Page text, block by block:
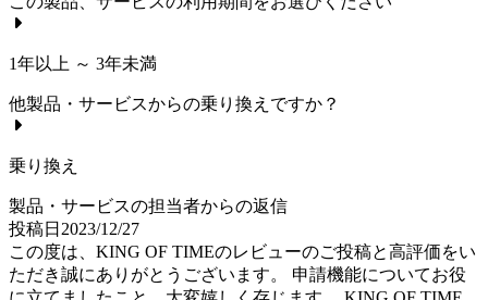
1年以上 ～ 3年未満
他製品・サービスからの乗り換えですか？
乗り換え
製品・サービスの担当者からの返信
投稿日 2023/12/27
この度は、KING OF TIMEのレビューのご投稿と高評価をい
ただき誠にありがとうございます。 申請機能についてお役